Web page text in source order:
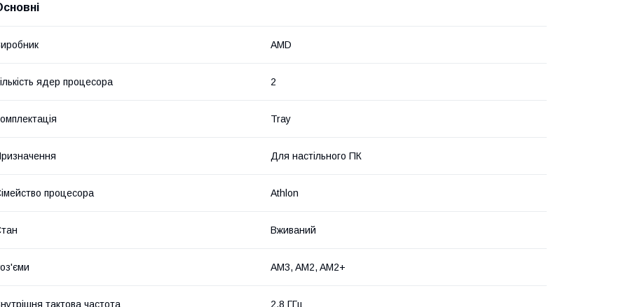
AMD
ядер процесора 2
Tray
Для настільного ПК
процесора Athlon
Вживаний
AM3, AM2, AM2+
тактова частота 2.8 ГГц